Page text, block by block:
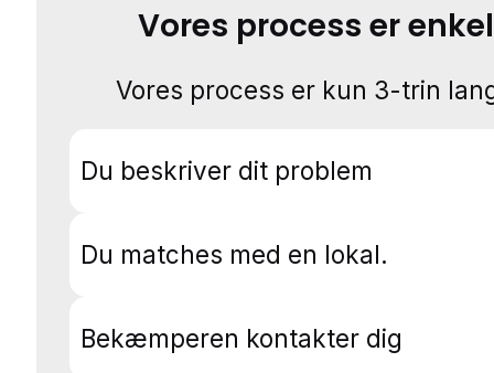
Vores process er enkel
Vores process er kun 3-trin
Du beskriver dit problem
Du matches med en lokal.
Bekæmperen kontakter dig